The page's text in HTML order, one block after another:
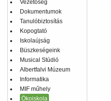
Vezetőség
Dokumentumok
Tanulóbiztosítás
Kopogtató
Iskolaújság
Büszkeségeink
Musical Stúdió
Albertfalvi Múzeum
Informatika
MIF műhely
Ökoiskola